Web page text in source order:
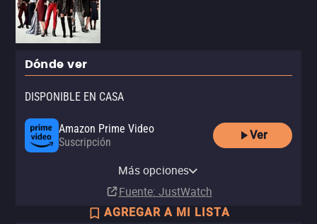
Dónde ver
DISPONIBLE EN CASA
Amazon Prime Video
Suscripción
Ver
Amazon Video
Apple TV Store
Claro video
Más opciones
Fuente: JustWatch
AGREGAR A MI LISTA